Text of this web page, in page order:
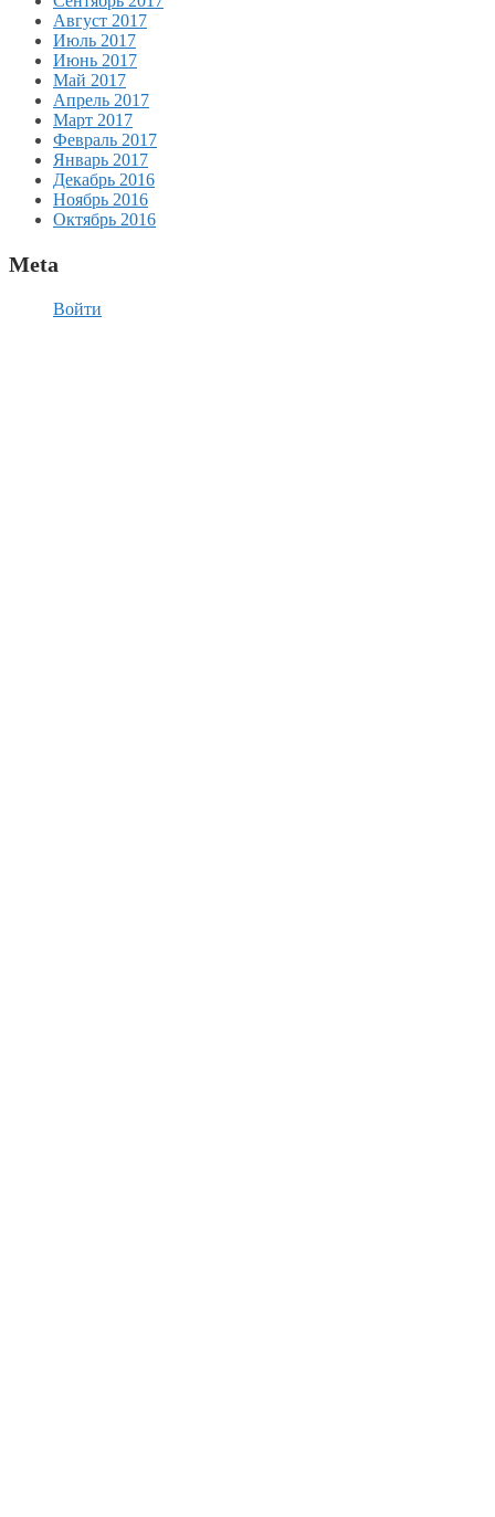
Август 2017
Июль 2017
Июнь 2017
Май 2017
Апрель 2017
Март 2017
Февраль 2017
Январь 2017
Декабрь 2016
Ноябрь 2016
Октябрь 2016
Meta
Войти